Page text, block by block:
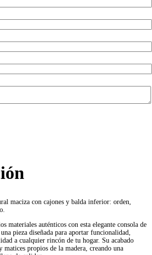
maciza con cajones y balda inferior: orden,
materiales auténticos con esta elegante consola de
pieza diseñada para aportar funcionalidad,
a cualquier rincón de tu hogar. Su acabado
matices propios de la madera, creando una